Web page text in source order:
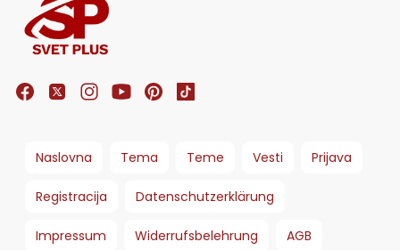
Naslovna Tema Teme Vesti Prijava
Registracija Datenschutzerklärung
Impressum Widerrufsbelehrung AGB